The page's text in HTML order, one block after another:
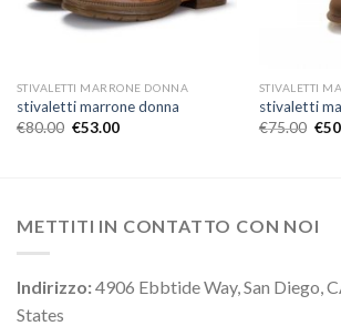
STIVALETTI MARRONE DONNA
stivaletti marrone donna
€80.00 €53.00
STIVALETTI
stivaletti
€75.00 €
METTITI IN CONTATTO CON NOI
Indirizzo:4906 Ebbtide Way, San Diego,
States